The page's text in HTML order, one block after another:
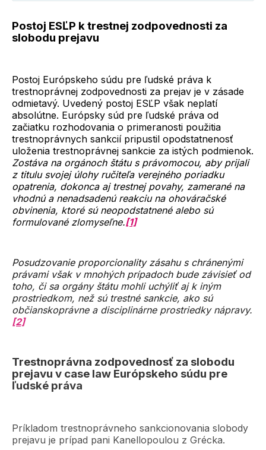
Postoj ESĽP k trestnej zodpovednosti za
slobodu prejavu
Postoj Európskeho súdu pre ľudské práva k
trestnoprávnej zodpovednosti za prejav je v zásade
odmietavý. Uvedený postoj ESĽP však neplatí
absolútne. Európsky súd pre ľudské práva od
začiatku rozhodovania o primeranosti použitia
trestnoprávnych sankcií pripustil opodstatnenosť
uloženia trestnoprávnej sankcie za istých podmienok.
Zostáva na orgánoch štátu s právomocou, aby prijali
z titulu svojej úlohy ručiteľa verejného poriadku
opatrenia, dokonca aj trestnej povahy, zamerané na
vhodnú a nenadsadenú reakciu na ohováračské
obvinenia, ktoré sú neopodstatnené alebo sú
formulované zlomyseľne.[1]
Posudzovanie proporcionality zásahu s chránenými
právami však v mnohých prípadoch bude závisieť od
toho, či sa orgány štátu mohli uchýliť aj k iným
prostriedkom, než sú trestné sankcie, ako sú
občianskoprávne a disciplinárne prostriedky nápravy.
[2]
Trestnoprávna zodpovednosť za slobodu
prejavu v case law Európskeho súdu pre
ľudské práva
Príkladom trestnoprávneho sankcionovania slobody
prejavu je prípad pani Kanellopoulou z Grécka.